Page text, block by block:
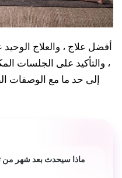
أفضل علاج ، والعلاج
، والتأكيد على الجلسات
إلى حد ما مع الوصفات
ماذا سيحدث بعد شهر من